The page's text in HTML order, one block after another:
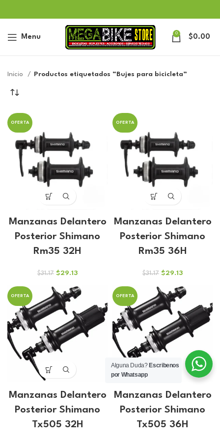
Menu 0 $0.00
Inicio Productos etiquetados “Bujes para bicicleta”
OFERTA
Manzanas Delantero
Posterior Shimano
Rm35 32H
$31.17 El
original
era:
$31.17.
$29.13El
actual
$29.13.
OFERTA
Manzanas Delantero
Posterior Shimano
Rm35 36H
$31.17 El
original
era:
$31.17.
$29.13El
actual
$29.13.
OFERTA
Manzanas Delantero
Posterior Shimano
Tx505 32H
OFERTA
Manzanas Delantero
Posterior Shimano
Tx505 36H
Alguna Duda? Escribenos
por Whatsapp